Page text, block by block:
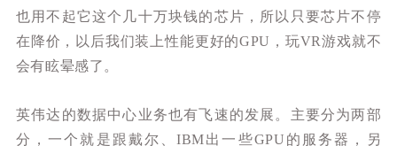
也用不起它这个几十万块钱的芯片，所以只要芯片不停
在降价，以后我们装上性能更好的GPU，玩VR游戏就不
会有眩晕感了。
英伟达的数据中心业务也有飞速的发展。主要分为两部
分，一个就是跟戴尔、IBM出一些GPU的服务器，另